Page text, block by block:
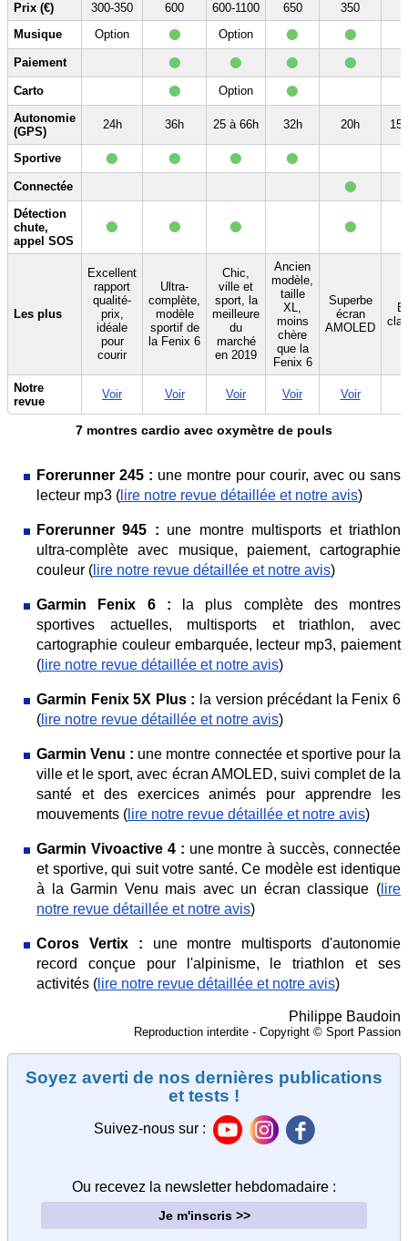
Prix (€) 300-350 600 600-1100 650 350
Musique
Option • Option • •
Paiement • • • •
Carto • Option •
Autonomie
(GPS)
24h 36h 25 à 66h 32h 20h 15
Sportive • • • •
Connectée •
Détection
chute,
appel SOS
• • • •
Les plus
Excellent
rapport
qualité-
prix,
idéale
pour
courir
Ultra-
complète,
modèle
sportif de
la Fenix 6
Chic,
ville et
sport, la
meilleure
du
marché
en 2019
Ancien
modèle,
taille
XL,
moins
chère
que la
Fenix 6
Superbe
écran
AMOLED
Notre
revue
Voir Voir Voir Voir Voir
7 montres cardio avec oxymètre de pouls
Forerunner 245 : une montre pour courir, avec ou sans
lecteur mp3 ( lire notre revue détaillée et notre avis)
Forerunner 945 : une montre multisports et triathlon
ultra-complète avec musique, paiement, cartographie
couleur ( lire notre revue détaillée et notre avis)
Garmin Fenix 6 :
la plus complète des montres
sportives actuelles, multisports et triathlon, avec
cartographie couleur embarquée, lecteur mp3, paiement
( lire notre revue détaillée et notre avis)
Garmin Fenix 5X Plus : la version précédant la Fenix 6
( lire notre revue détaillée et notre avis)
Garmin Venu : une montre connectée et sportive pour la
ville et le sport, avec écran AMOLED, suivi complet de la
santé et des exercices animés pour apprendre les
mouvements ( lire notre revue détaillée et notre avis)
Garmin Vivoactive 4 : une montre à succès, connectée
et sportive, qui suit votre santé. Ce modèle est identique
à la Garmin Venu mais avec un écran classique ( lire
notre revue détaillée et notre avis)
Coros Vertix : une montre multisports d'autonomie
record conçue pour l'alpinisme, le triathlon et ses
activités ( lire notre revue détaillée et notre avis)
Philippe Baudoin
Reproduction interdite - Copyright © Sport Passion
Soyez averti de nos dernières publications
et tests !
Suivez-nous sur :
Ou recevez la newsletter hebdomadaire :
Je m'inscris >>